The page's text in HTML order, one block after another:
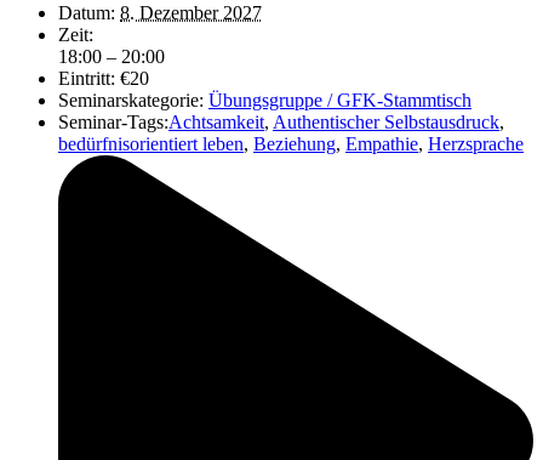
Datum: 8. Dezember 2027
Zeit:
18:00 – 20:00
Eintritt: €20
Seminarskategorie: Übungsgruppe / GFK-Stammtisch
Seminar-Tags:Achtsamkeit, Authentischer Selbstausdruck,
bedürfnisorientiert leben, Beziehung, Empathie, Herzsprache